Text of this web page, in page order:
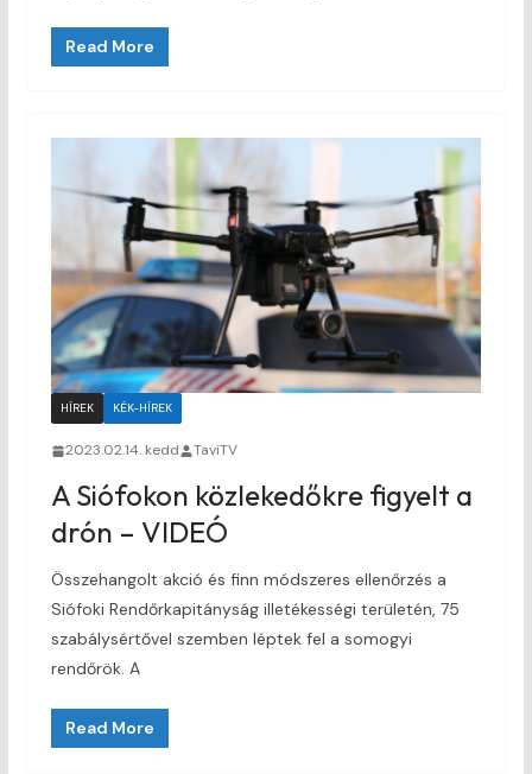
Read More
HÍREK KÉK-HÍREK
2023.02.14. kedd TaviTV
A Siófokon közlekedőkre figyelt a
drón – VIDEÓ
Összehangolt akció és finn módszeres ellenőrzés a
Siófoki Rendőrkapitányság illetékességi területén, 75
szabálysértővel szemben léptek fel a somogyi
rendőrök. A
Read More